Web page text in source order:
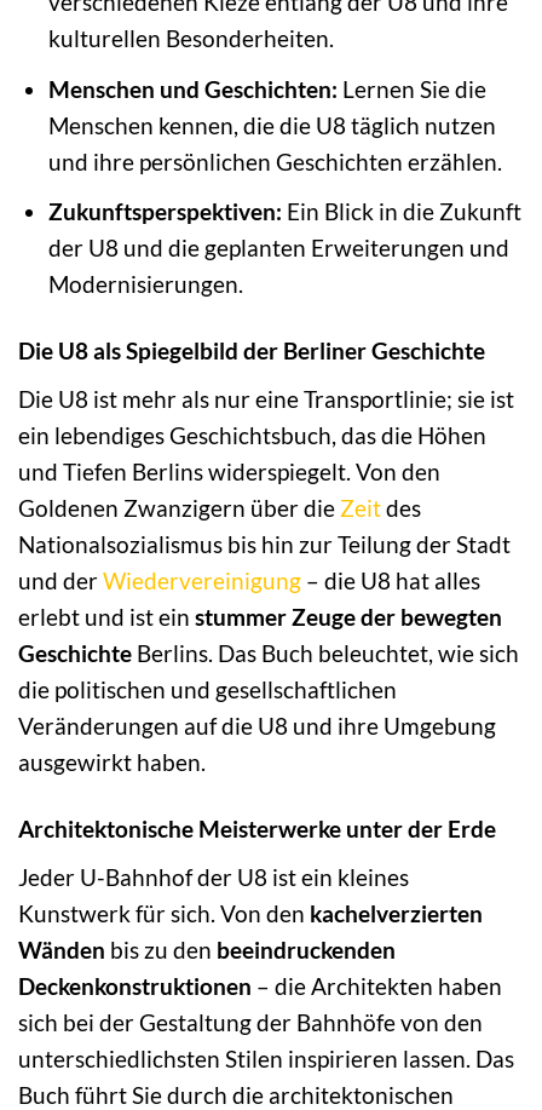
kulturellen Besonderheiten.
Menschen und Geschichten: Lernen Sie die
Menschen kennen, die die U8 täglich nutzen
und ihre persönlichen Geschichten erzählen.
Zukunftsperspektiven: Ein Blick in die Zukunft
der U8 und die geplanten Erweiterungen und
Modernisierungen.
Die U8 als Spiegelbild der Berliner Geschichte
Die U8 ist mehr als nur eine Transportlinie; sie ist
ein lebendiges Geschichtsbuch, das die Höhen
und Tiefen Berlins widerspiegelt. Von den
Goldenen Zwanzigern über die Zeitdes
Nationalsozialismus bis hin zur Teilung der Stadt
und derWiedervereinigung – die U8 hat alles
erlebt und ist ein stummer Zeuge der bewegten
Geschichte Berlins. Das Buch beleuchtet, wie sich
die politischen und gesellschaftlichen
Veränderungen auf die U8 und ihre Umgebung
ausgewirkt haben.
Architektonische Meisterwerke unter der Erde
Jeder U-Bahnhof der U8 ist ein kleines
Kunstwerk für sich. Von den kachelverzierten
Wänden bis zu den beeindruckenden
Deckenkonstruktionen – die Architekten haben
sich bei der Gestaltung der Bahnhöfe von den
unterschiedlichsten Stilen inspirieren lassen. Das
Buch führt Sie durch die architektonischen